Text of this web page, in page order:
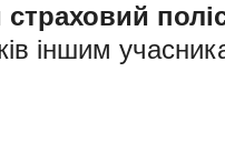
страховий
іншим